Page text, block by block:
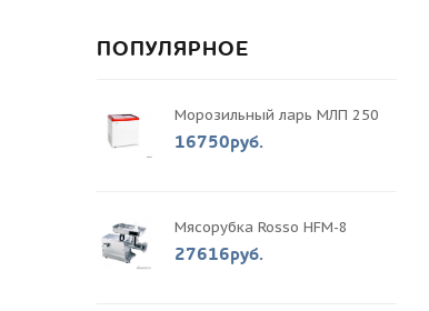
ПОПУЛЯРНОЕ
Морозильный ларь МЛП 250
16750руб.
Мясорубка Rosso HFM-8
27616руб.